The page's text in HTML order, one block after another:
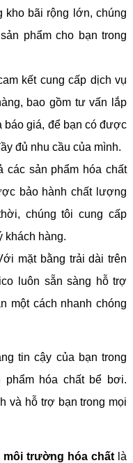
kho bãi rộng lớn, chúng
phẩm cho bạn trong
kết cung cấp dịch vụ
bao gồm tư vấn lắp
báo giá, để bạn có được
đủ nhu cầu của mình.
các sản phẩm hóa chất
bảo hành chất lượng
chúng tôi cung cấp
khách hàng.
mặt bằng trải dài trên
luôn sẵn sàng hỗ trợ
một cách nhanh chóng
tin cậy của bạn trong
hóa chất bể bơi.
và hỗ trợ bạn trong mọi
môi trường hóa chất là